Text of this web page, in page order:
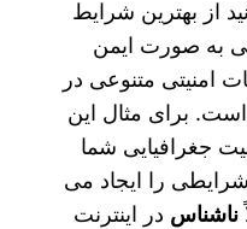
از بهترین شرایط
به صورت ایمن
امنیتی متنوعی در
است. برای مثال این
جغرافیایی شما
را ایجاد می‌
ناشناس در اینترنت